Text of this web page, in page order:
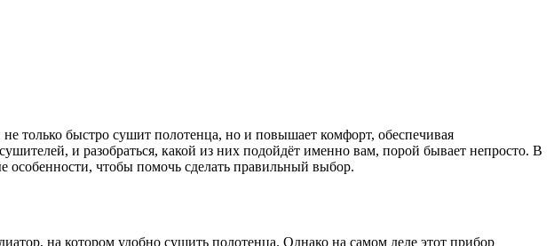
только быстро сушит полотенца, но и повышает комфорт, обеспечивая
и разобраться, какой из них подойдёт именно вам, порой бывает непросто. В
чтобы помочь сделать правильный выбор.
на котором удобно сушить полотенца. Однако на самом деле этот прибор